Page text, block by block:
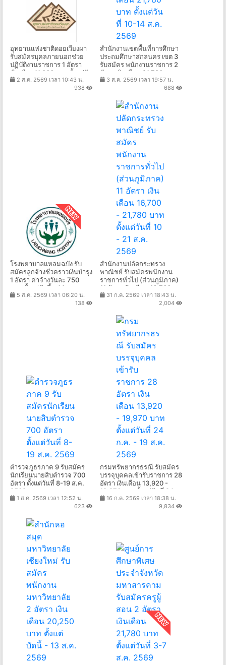
อุทยานแห่งชาติดอยเวียงผา
รับสมัครบุคลภายนอกช่วย
ปฏิบัติงานราชการ 1 อัตรา
เงินเดือน11,000 บาท ตั้งแต่วัน
ที่ 1 ส.ค. - 10 ก.ย. 2569
2 ส.ค. 2569 เวลา 10:43 น.
938
สำนักงานเขตพื้นที่การศึกษา
ประถมศึกษาสกลนคร เขต 3
รับสมัคร พนักงานราชการ 2
อัตรา เงินเดือน 21,780 บาท
ตั้งแต่วันที่ 10-14 ส.ค. 2569
3 ส.ค. 2569 เวลา 19:57 น.
688
โรงพยาบาลแหลมฉบัง รับ
สมัครลูกจ้างชั่วคราวเงินบำรุง
1 อัตรา ค่าจ้างวันละ 750
บาท ตั้งแต่บัดนี้ - 14 ส.ค.
25695 ส.ค. 2569 เวลา 06:20 น.
138
สำนักงานปลัดกระทรวง
พาณิชย์ รับสมัครพนักงาน
ราชการทั่วไป (ส่วนภูมิภาค)
11 อัตรา เงินเดือน 16,700 -
21,780 บาท ตั้งแต่วันที่ 10 -
31 ก.ค. 2569 เวลา 18:43 น.
2,004
ตำรวจภูธรภาค 9 รับสมัคร
นักเรียนนายสิบตำรวจ 700
อัตรา ตั้งแต่วันที่ 8-19 ส.ค.
2569
1 ส.ค. 2569 เวลา 12:52 น.
623
กรมทรัพยากรธรณี รับสมัคร
บรรจุบุคคลเข้ารับราชการ 28
อัตรา เงินเดือน 13,920 -
19,970 บาท ตั้งแต่วันที่ 24
ก.ค. - 19 ส.ค. 2569
16 ก.ค. 2569 เวลา 18:38 น.
9,834